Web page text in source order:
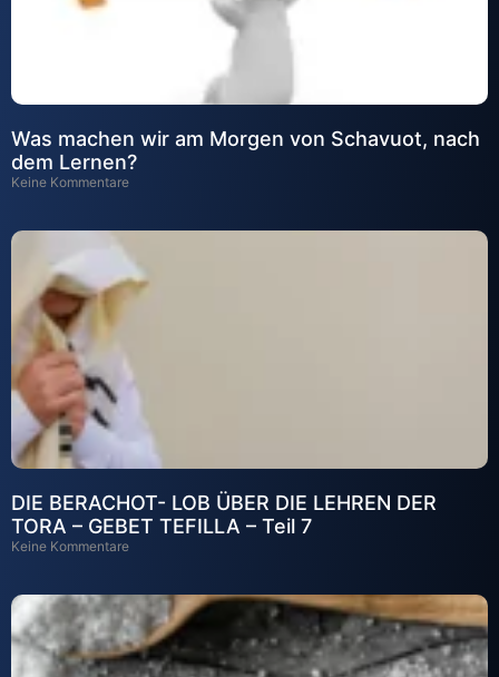
Was machen wir am Morgen von Schavuot, nach
dem Lernen?
Keine Kommentare
DIE BERACHOT- LOB ÜBER DIE LEHREN DER
TORA – GEBET TEFILLA – Teil 7
Keine Kommentare